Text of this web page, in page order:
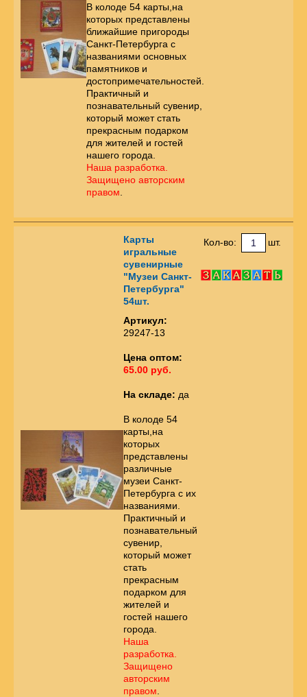
В колоде 54 карты,на
которых представлены
ближайшие пригороды
Санкт-Петербурга с
названиями основных
памятников и
достопримечательностей.
Практичный и
познавательный сувенир,
который может стать
прекрасным подарком
для жителей и гостей
нашего города.
Наша разработка.
Защищено авторским
правом
Карты
игральные
сувенирные
"Музеи Санкт-
Петербурга"
54шт.
Артикул:
29247-13
Цена оптом:
65.00 руб.
На складе: да
В колоде 54
карты,на
которых
представлены
различные
музеи Санкт-
Петербурга с их
названиями.
Практичный и
познавательный
сувенир,
который может
стать
прекрасным
подарком для
жителей и
гостей нашего
города.
Наша
разработка.
Защищено
авторским
правом
Кол-во: шт.